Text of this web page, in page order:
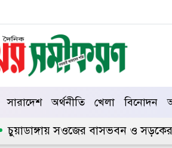
সারাদেশ অর্থনীতি খেলা বিনোদন
চুয়াডাঙ্গায় সওজের বাসভবন ও সড়কের